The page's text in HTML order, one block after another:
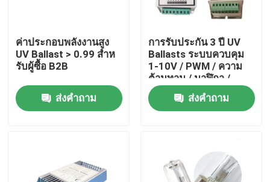
ค่าประกอบพลังงานสูง
UV Ballast > 0.99 สําห
รับผู้ซื้อ B2B
ส่งคำถาม
การรับประกัน 3 ปี UV
Ballasts ระบบควบคุม
1-10V / PWM / ความ
ต้านทาน / นาฬิกา /
ระยะไกล
ส่งคำถาม